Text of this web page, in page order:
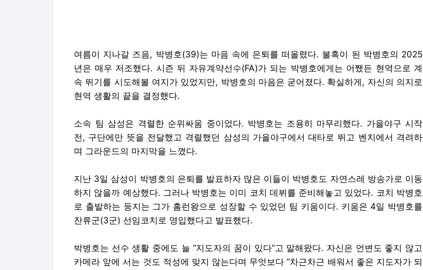
여름이 지나갈 즈음, 박병호(39)는 마음 속에 은퇴를 떠올렸다. 불혹이 된 박병호의 2025
년은 매우 저조했다. 시즌 뒤 자유계약선수(FA)가 되는 박병호에게는 어쨌든 현역으로 계
속 뛰기를 시도해볼 여지가 있었지만, 박병호의 마음은 굳어졌다. 확실하게, 자신의 의지로
현역 생활의 끝을 결정했다.
소속 팀 삼성은 격렬한 순위싸움 중이었다. 박병호는 조용히 마무리했다. 가을야구 시작
전, 구단에만 뜻을 전달했고 격렬했던 삼성의 가을야구에서 대타로 뛰고 벤치에서 격려하
며 그라운드의 마지막을 느꼈다.
지난 3일 삼성이 박병호의 은퇴를 발표하자 많은 이들이 박병호도 자연스레 방송가로 이동
하지 않을까 예상했다. 그러나 박병호는 이미 코치 데뷔를 준비해놓고 있었다. 코치 박병호
로 출발하는 둥지는 그가 홈런왕으로 성장할 수 있었던 팀 키움이다. 키움은 4일 박병호를
잔류군(3군) 선임코치로 영입했다고 발표했다.
박병호는 선수 생활 중에도 늘 “지도자의 꿈이 있다”고 말해왔다. 자신은 언변도 좋지 않고
카메라 앞에 서는 것도 적성에 맞지 않는다며 무엇보다 “차근차근 배워서 좋은 지도자가 되